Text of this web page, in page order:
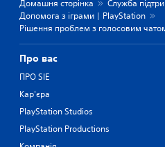
Домашня сторінка
Служба
Допомога з іграми | PlayStation
Рішення проблем з голосовим
Про вас
ПРО SIE
Кар'єра
PlayStation Studios
PlayStation Productions